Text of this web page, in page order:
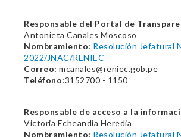
Responsable del Portal de
Antonieta Canales Moscoso
Nombramiento: Resolución Jefatural
2022/JNAC/RENIEC
Correo: mcanales@reniec.gob.pe
Teléfono:3152700 - 1150
Responsable de acceso a la
Victoria Echeandia Heredia
Nombramiento: Resolución Jefatural